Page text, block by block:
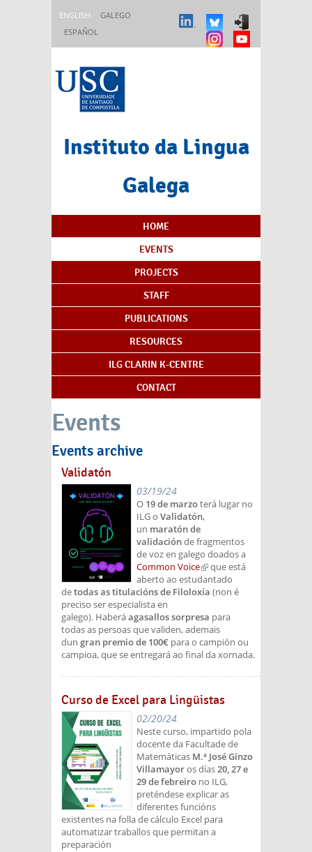
ENGLISH
GALEGO
ESPAÑOL
Instituto da Lingua
Galega
Content Index
HOME
EVENTS
PROJECTS
STAFF
PUBLICATIONS
RESOURCES
ILG CLARIN K-CENTRE
CONTACT
Events
Events archive
Validatón
03/19/24
O 19 de marzoterá lugar no
ILG o Validatón,
un maratón de
validaciónde fragmentos
de voz en galego doados a
Common Voice(link is
external)
que está
aberto ao estudantado
detodas as titulacións de Filoloxía (non é
preciso ser especialista en
galego). Haberáagasallos sorpresa para
todas as persoas que validen, ademais
dun gran premio de 100€ para o campión ou
campioa, que se entregará ao final da xornada.
Curso de Excel para Lingüistas
02/20/24
Neste curso, impartido pola
docente da Facultade de
Matemáticas M.ª José Ginzo
Villamayoros días20, 27 e
29 de febreiro no ILG,
preténdese explicar as
diferentes funcións
existentes na folla de cálculo Excel para
automatizar traballos que permitan a
preparación